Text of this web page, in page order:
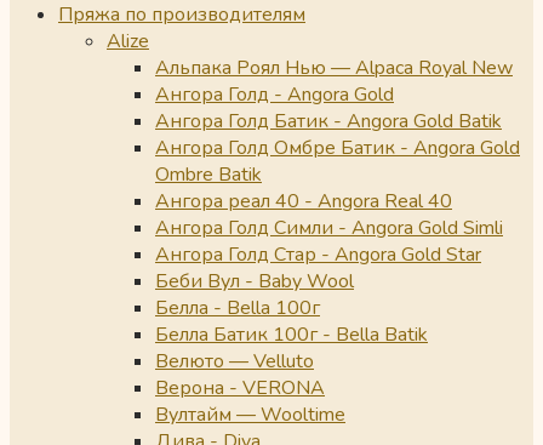
Пряжа по производителям
Alize
Альпака Роял Нью — Alpaca Royal New
Ангора Голд - Angora Gold
Ангора Голд Батик - Angora Gold Batik
Ангора Голд Омбре Батик - Angora Gold
Ombre Batik
Ангора реал 40 - Angora Real 40
Ангора Голд Симли - Angora Gold Simli
Ангора Голд Стар - Angora Gold Star
Беби Вул - Baby Wool
Белла - Bella 100г
Белла Батик 100г - Bella Batik
Велюто — Velluto
Верона - VERONA
Вултайм — Wooltime